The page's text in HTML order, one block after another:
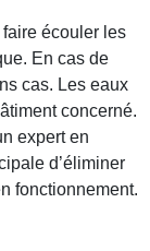
écouler les
En cas de
cas. Les eaux
concerné.
expert en
d’éliminer
fonctionnement.